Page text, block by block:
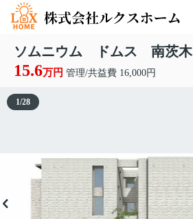
ソムニウム ドムス 南茨木
15.6万円 管理/共益費 16,000円
1/28